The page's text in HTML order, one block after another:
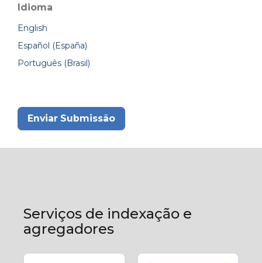
Idioma
English
Español (España)
Português (Brasil)
Enviar Submissão
Serviços de indexação e
agregadores